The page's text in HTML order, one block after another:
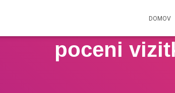
DOMOV
poceni